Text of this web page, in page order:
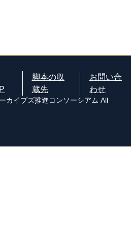
脚本の収
蔵先
お問い合
わせ
カイブズ推進コンソーシアム All